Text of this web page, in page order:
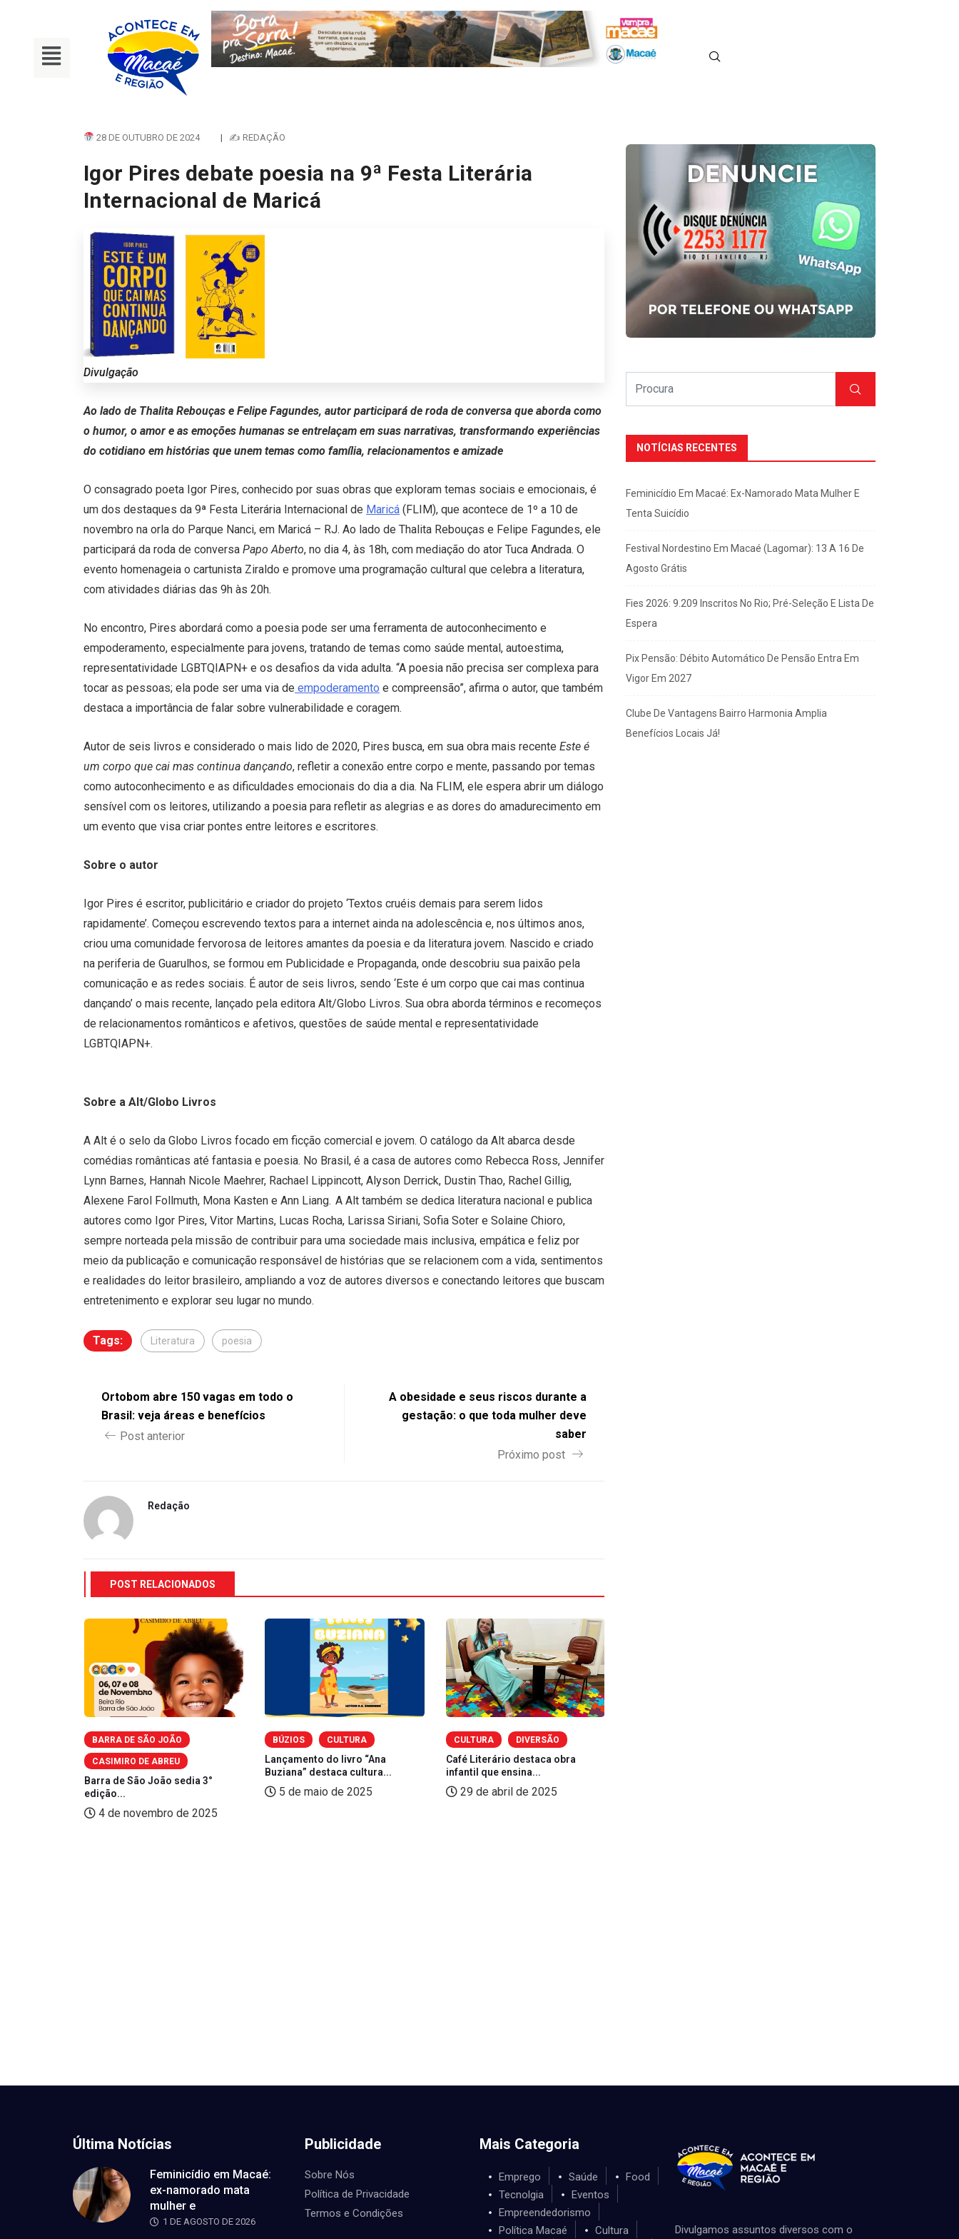
28 DE OUTUBRO DE 2024 | ✍ REDAÇÃO
Igor Pires debate poesia na 9ª Festa Literária
Internacional de Maricá
Divulgação
Ao lado de Thalita Rebouças e Felipe Fagundes, autor participará de roda de conversa que aborda como
o humor, o amor e as emoções humanas se entrelaçam em suas narrativas, transformando experiências
do cotidiano em histórias que unem temas como família, relacionamentos e amizade
O consagrado poeta Igor Pires, conhecido por suas obras que exploram temas sociais e emocionais, é
um dos destaques da 9ª Festa Literária Internacional de Maricá (FLIM), que acontece de 1º a 10 de
novembro na orla do Parque Nanci, em Maricá – RJ. Ao lado de Thalita Rebouças e Felipe Fagundes, ele
participará da roda de conversa Papo Aberto, no dia 4, às 18h, com mediação do ator Tuca Andrada. O
evento homenageia o cartunista Ziraldo e promove uma programação cultural que celebra a literatura,
com atividades diárias das 9h às 20h.
No encontro, Pires abordará como a poesia pode ser uma ferramenta de autoconhecimento e
empoderamento, especialmente para jovens, tratando de temas como saúde mental, autoestima,
representatividade LGBTQIAPN+ e os desafios da vida adulta. “A poesia não precisa ser complexa para
tocar as pessoas; ela pode ser uma via de empoderamento e compreensão”, afirma o autor, que também
destaca a importância de falar sobre vulnerabilidade e coragem.
Autor de seis livros e considerado o mais lido de 2020, Pires busca, em sua obra mais recente Este é
um corpo que cai mas continua dançando, refletir a conexão entre corpo e mente, passando por temas
como autoconhecimento e as dificuldades emocionais do dia a dia. Na FLIM, ele espera abrir um diálogo
sensível com os leitores, utilizando a poesia para refletir as alegrias e as dores do amadurecimento em
um evento que visa criar pontes entre leitores e escritores.
Sobre o autor
Igor Pires é escritor, publicitário e criador do projeto ‘Textos cruéis demais para serem lidos
rapidamente’. Começou escrevendo textos para a internet ainda na adolescência e, nos últimos anos,
criou uma comunidade fervorosa de leitores amantes da poesia e da literatura jovem. Nascido e criado
na periferia de Guarulhos, se formou em Publicidade e Propaganda, onde descobriu sua paixão pela
comunicação e as redes sociais. É autor de seis livros, sendo ‘Este é um corpo que cai mas continua
dançando’ o mais recente, lançado pela editora Alt/Globo Livros. Sua obra aborda términos e recomeços
de relacionamentos românticos e afetivos, questões de saúde mental e representatividade
LGBTQIAPN+.
Sobre a Alt/Globo Livros
A Alt é o selo da Globo Livros focado em ficção comercial e jovem. O catálogo da Alt abarca desde
comédias românticas até fantasia e poesia. No Brasil, é a casa de autores como Rebecca Ross, Jennifer
Lynn Barnes, Hannah Nicole Maehrer, Rachael Lippincott, Alyson Derrick, Dustin Thao, Rachel Gillig,
Alexene Farol Follmuth, Mona Kasten e Ann Liang. A Alt também se dedica literatura nacional e publica
autores como Igor Pires, Vitor Martins, Lucas Rocha, Larissa Siriani, Sofia Soter e Solaine Chioro,
sempre norteada pela missão de contribuir para uma sociedade mais inclusiva, empática e feliz por
meio da publicação e comunicação responsável de histórias que se relacionem com a vida, sentimentos
e realidades do leitor brasileiro, ampliando a voz de autores diversos e conectando leitores que buscam
entretenimento e explorar seu lugar no mundo.
Tags: Literatura poesia
Ortobom abre 150 vagas em todo o
Brasil: veja áreas e benefícios
Post anterior
A obesidade e seus riscos durante a
gestação: o que toda mulher deve
saber
Próximo post
Redação
POST RELACIONADOS
BARRA DE SÃO JOÃO
CASIMIRO DE ABREU
Barra de São João sedia 3°
edição...
4 de novembro de 2025
BÚZIOS CULTURA
Lançamento do livro “Ana
Buziana” destaca cultura...
5 de maio de 2025
CULTURA DIVERSÃO
Café Literário destaca obra
infantil que ensina...
29 de abril de 2025
NOTÍCIAS RECENTES
Feminicídio Em Macaé: Ex-Namorado Mata Mulher E
Tenta Suicídio
Festival Nordestino Em Macaé (Lagomar): 13 A 16 De
Agosto Grátis
Fies 2026: 9.209 Inscritos No Rio; Pré-Seleção E Lista De
Espera
Pix Pensão: Débito Automático De Pensão Entra Em
Vigor Em 2027
Clube De Vantagens Bairro Harmonia Amplia
Benefícios Locais Já!
Última Notícias
Feminicídio em Macaé:
ex-namorado mata
mulher e
1 DE AGOSTO DE 2026
Publicidade
Sobre Nós
Política de Privacidade
Termos e Condições
Mais Categoria
Emprego Saúde
Food
Tecnolgia
Eventos
Empreendedorismo
Política Macaé
Cultura Divulgamos assuntos diversos com o